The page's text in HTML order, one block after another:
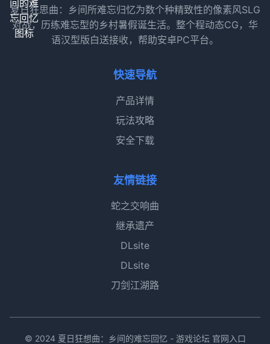
夏日狂思曲：乡间所难忘归忆为数个种精致性的像素风SLG
对战，历练难忘型的乡村暑假诞生活。整个程动态CG，华
语汉型版白送接收，帮助安卓PC平台。
快速导航
产品详情
玩法攻略
安全下载
友情链接
蛇之交响曲
继承遗产
DLsite
DLsite
刀剑江湖路
© 2024 夏日狂想曲：乡间的难忘回忆 - 游戏论坛 官网入口